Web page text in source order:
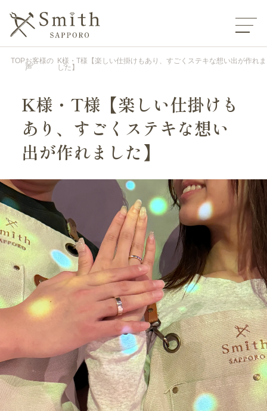
TOPお客様の
声
K様・T様【楽しい仕掛けもあり、すごくステキな想い出が作れま
した】
K様・T様【楽しい仕掛けも
あり、すごくステキな想い
出が作れました】